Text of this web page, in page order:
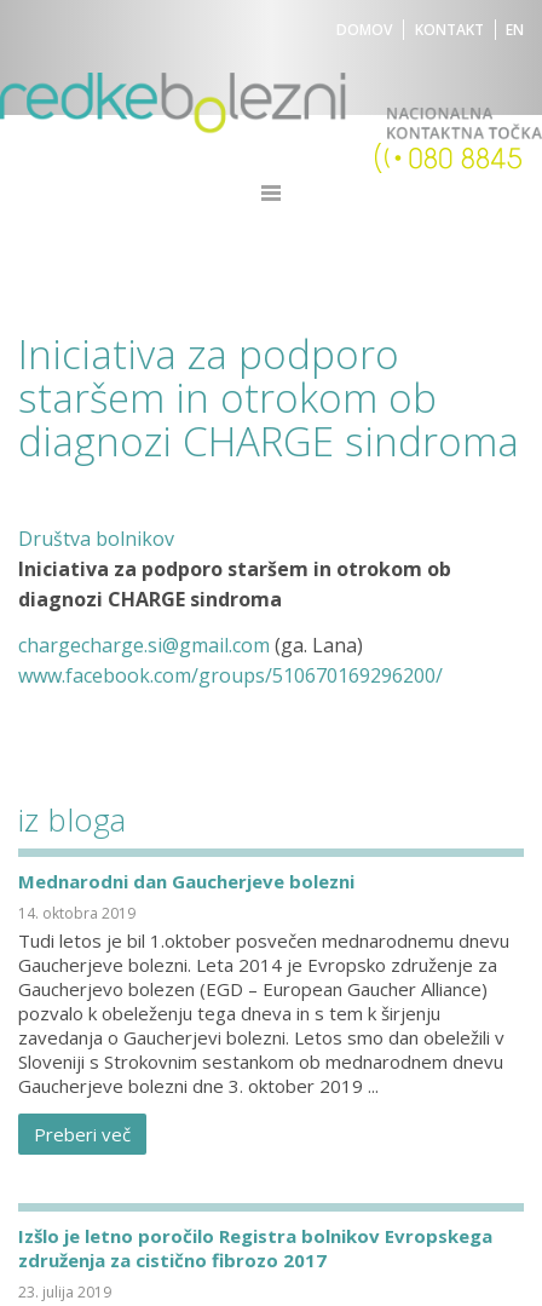
DOMOV KONTAKT EN
Iniciativa za podporo
staršem in otrokom ob
diagnozi CHARGE sindroma
Društva bolnikov
Iniciativa za podporo staršem in otrokom ob
diagnozi CHARGE sindroma
chargecharge.si@gmail.com (ga. Lana)
www.facebook.com/groups/510670169296200/
iz bloga
Mednarodni dan Gaucherjeve bolezni
14. oktobra 2019
Tudi letos je bil 1.oktober posvečen mednarodnemu dnevu
Gaucherjeve bolezni. Leta 2014 je Evropsko združenje za
Gaucherjevo bolezen (EGD – European Gaucher Alliance)
pozvalo k obeleženju tega dneva in s tem k širjenju
zavedanja o Gaucherjevi bolezni. Letos smo dan obeležili v
Sloveniji s Strokovnim sestankom ob mednarodnem dnevu
Gaucherjeve bolezni dne 3. oktober 2019 ...
Preberi več
Izšlo je letno poročilo Registra bolnikov Evropskega
združenja za cistično fibrozo 2017
23. julija 2019